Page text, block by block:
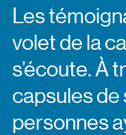
Les
volet de la
s’écoute. À
capsules de
personnes